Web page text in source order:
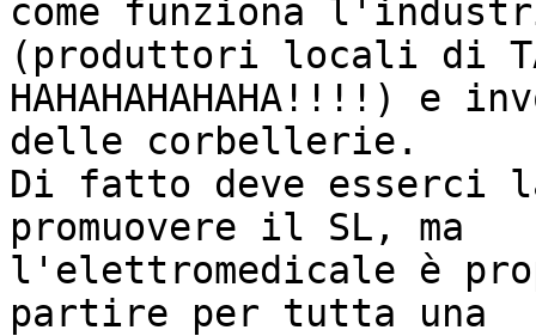
come funziona
(produttori locali di
HAHAHAHAHAHA!!!!) e
delle corbellerie.
Di fatto deve esserci
promuovere il SL, ma
l'elettromedicale è
partire per tutta una